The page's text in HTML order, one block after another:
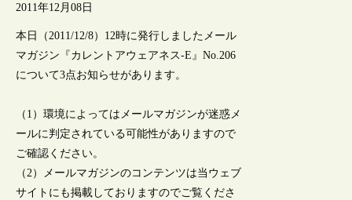
2011年12月08日
本日（2011/12/8）12時に発行しましたメール
マガジン『カレントアウェアネス-E』No.206
について3点お知らせがあります。
（1）環境によってはメールマガジンが迷惑メ
ールに判定されている可能性がありますので
ご確認ください。
（2）メールマガジンのコンテンツは当ウェブ
サイトにも掲載しておりますのでご覧くださ